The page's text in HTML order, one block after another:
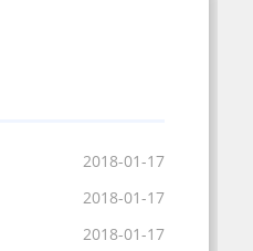
2018-01-17
2018-01-17
2018-01-17